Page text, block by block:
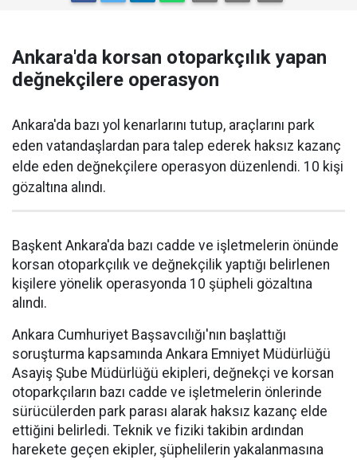
Ankara'da korsan otoparkçılık yapan
değnekçilere operasyon
Ankara'da bazı yol kenarlarını tutup, araçlarını park
eden vatandaşlardan para talep ederek haksız kazanç
elde eden değnekçilere operasyon düzenlendi. 10 kişi
gözaltına alındı.
Başkent Ankara'da bazı cadde ve işletmelerin önünde
korsan otoparkçılık ve değnekçilik yaptığı belirlenen
kişilere yönelik operasyonda 10 şüpheli gözaltına
alındı.
Ankara Cumhuriyet Başsavcılığı'nın başlattığı
soruşturma kapsamında Ankara Emniyet Müdürlüğü
Asayiş Şube Müdürlüğü ekipleri, değnekçi ve korsan
otoparkçıların bazı cadde ve işletmelerin önlerinde
sürücülerden park parası alarak haksız kazanç elde
ettiğini belirledi. Teknik ve fiziki takibin ardından
harekete geçen ekipler, şüphelilerin yakalanmasına